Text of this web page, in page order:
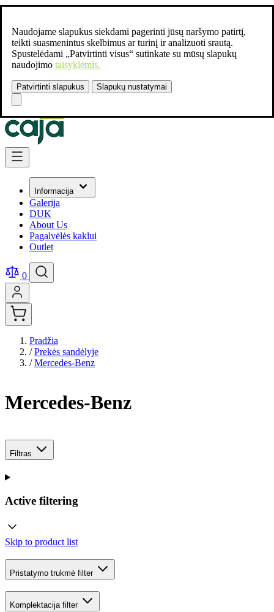
Naudojame slapukus siekdami pagerinti jūsų naršymo patirtį,
teikti suasmenintus skelbimus ar turinį ir analizuoti srautą.
Spustelėdami „Patvirtinti visus“ sutinkate su mūsų slapukų
naudojimo taisyklėmis.
Patvirtinti slapukus Slapukų nustatymai
Susisiekite:
Skip to Content
Informacija
Galerija
DUK
About Us
Pagalvėlės kaklui
Outlet
0
Pradžia
/ Prekės sandėlyje
/ Mercedes-Benz
Mercedes-Benz
Filtras
Active filtering
Skip to product list
Pristatymo trukmė filter
Komplektacija filter